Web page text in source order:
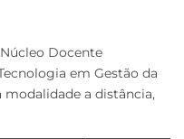
Docente
em Gestão da
a distância,